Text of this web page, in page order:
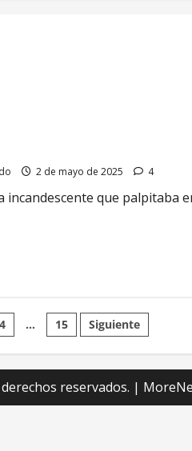
2 de mayo de 2025 4
incandescente que palpitaba
4 … 15 Siguiente
reservados. |